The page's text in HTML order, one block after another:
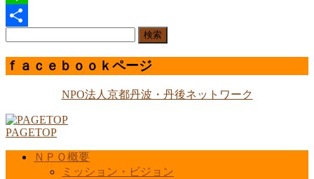
Line
有ｆａｃｅｂｏｏｋページ
NPO法人京都丹波・丹後ネットワーク
PAGETOP
ＮＰＯ概要
ミッション・ビジョン